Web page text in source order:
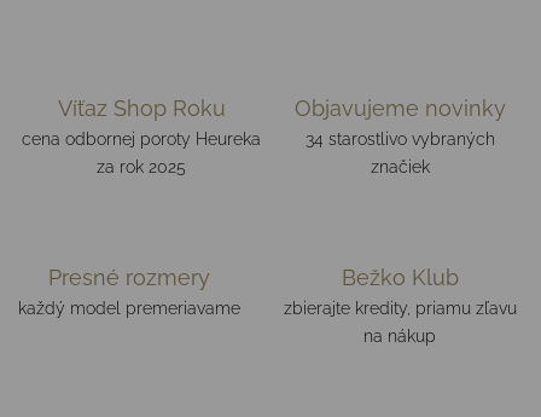
Víťaz Shop Roku
cena odbornej poroty Heureka
za rok 2025
Objavujeme novinky
34 starostlivo vybraných
značiek
Presné rozmery
každý model premeriavame
Bežko Klub
zbierajte kredity, priamu zľavu
na nákup